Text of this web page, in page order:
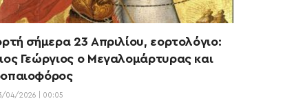
σήμερα 23 Απριλίου, εορτολόγιο:
Γεώργιος ο Μεγαλομάρτυρας και
04/2026 | 00:05